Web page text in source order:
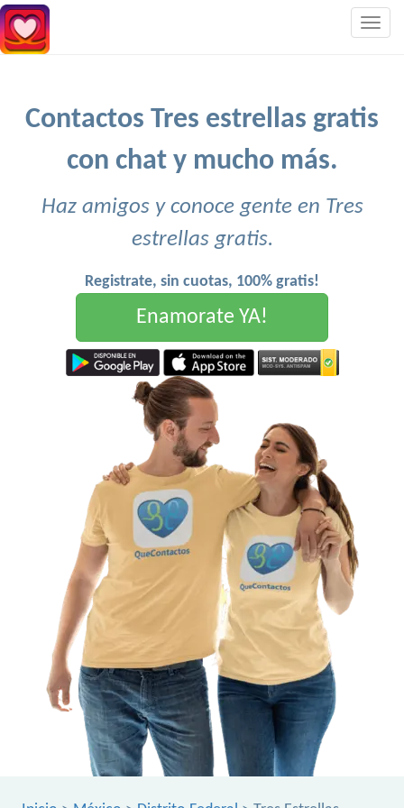
Contactos Tres estrellas gratis
con chat y mucho más.
Haz amigos y conoce gente en Tres
estrellas gratis.
Registrate, sin cuotas, 100% gratis!
Enamorate YA!